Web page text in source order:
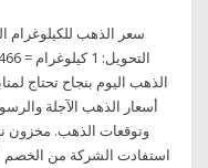
الذهب اليوم بنجاح تحتاج
أسعار الذهب الآجلة